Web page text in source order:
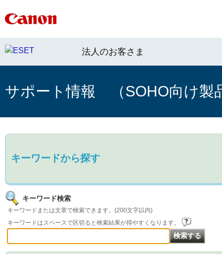
法人のお客さま
サポート情報 （SOHO向け製
キーワードから探す
キーワード検索
キーワードまたは文章で検索できます。(200文字以内)
キーワードはスペースで区切ると検索結果が得やすくなります。